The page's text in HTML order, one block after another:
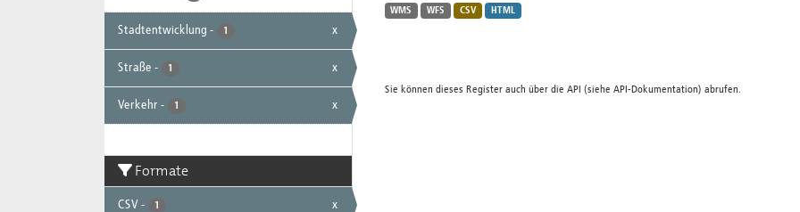
Stadtentwicklung - 1 x
Straße - 1 x
Verkehr - 1 x
Formate
CSV - 1 x
WMS WFS CSV HTML
Sie können dieses Register auch über die API (siehe API-Dokumentation) abrufen.